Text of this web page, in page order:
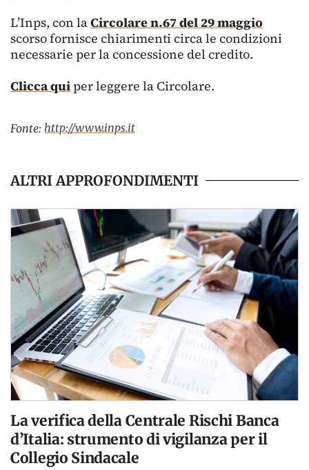
L’Inps, con laCircolare n.67 del 29 maggio
scorso fornisce chiarimenti circa le condizioni
necessarie per la concessione del credito.
Clicca quiper leggere la Circolare.
Fonte: http://www.inps.it
ALTRI APPROFONDIMENTI
La verifica della Centrale Rischi Banca
d’Italia: strumento di vigilanza per il
Collegio Sindacale